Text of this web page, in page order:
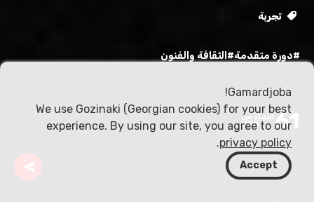
تجربة
#دورة متقدمة#الثقافة والفنون
61ابتداءً من
USD
Gamardjoba!
We use Gozinaki (Georgian cookies) for your best
experience. By using our site, you agree to our
privacy policy
.
Accept